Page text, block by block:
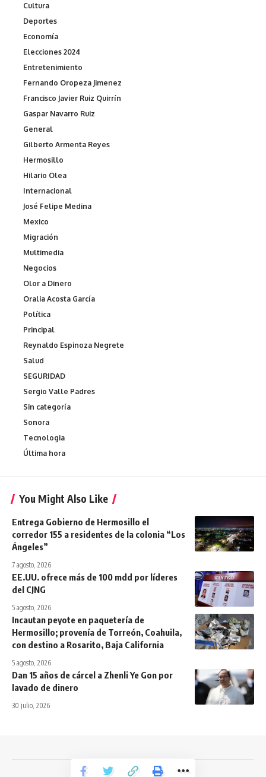
Cultura
Deportes
Economía
Elecciones 2024
Entretenimiento
Fernando Oropeza Jimenez
Francisco Javier Ruiz Quirrín
Gaspar Navarro Ruiz
General
Gilberto Armenta Reyes
Hermosillo
Hilario Olea
Internacional
José Felipe Medina
Mexico
Migración
Multimedia
Negocios
Olor a Dinero
Oralia Acosta García
Política
Principal
Reynaldo Espinoza Negrete
Salud
SEGURIDAD
Sergio Valle Padres
Sin categoría
Sonora
Tecnologia
Última hora
You Might Also Like
Entrega Gobierno de Hermosillo el
corredor 155 a residentes de la colonia “Los
Ángeles”
7 agosto, 2026
EE.UU. ofrece más de 100 mdd por líderes
del CJNG
5 agosto, 2026
Incautan peyote en paquetería de
Hermosillo; provenía de Torreón, Coahuila,
con destino a Rosarito, Baja California
5 agosto, 2026
Dan 15 años de cárcel a Zhenli Ye Gon por
lavado de dinero
30 julio, 2026
Todos los derechos reservados